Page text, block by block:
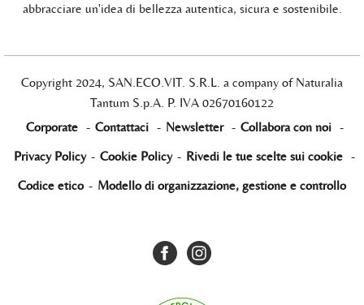
abbracciare un'idea di bellezza autentica, sicura e sostenibile.
Copyright 2024, SAN.ECO.VIT. S.R.L. a company of Naturalia
Tantum S.p.A. P. IVA 02670160122
Corporate - Contattaci - Newsletter - Collabora con noi -
Privacy Policy - Cookie Policy - Rivedi le tue scelte sui cookie -
Codice etico - Modello di organizzazione, gestione e controllo